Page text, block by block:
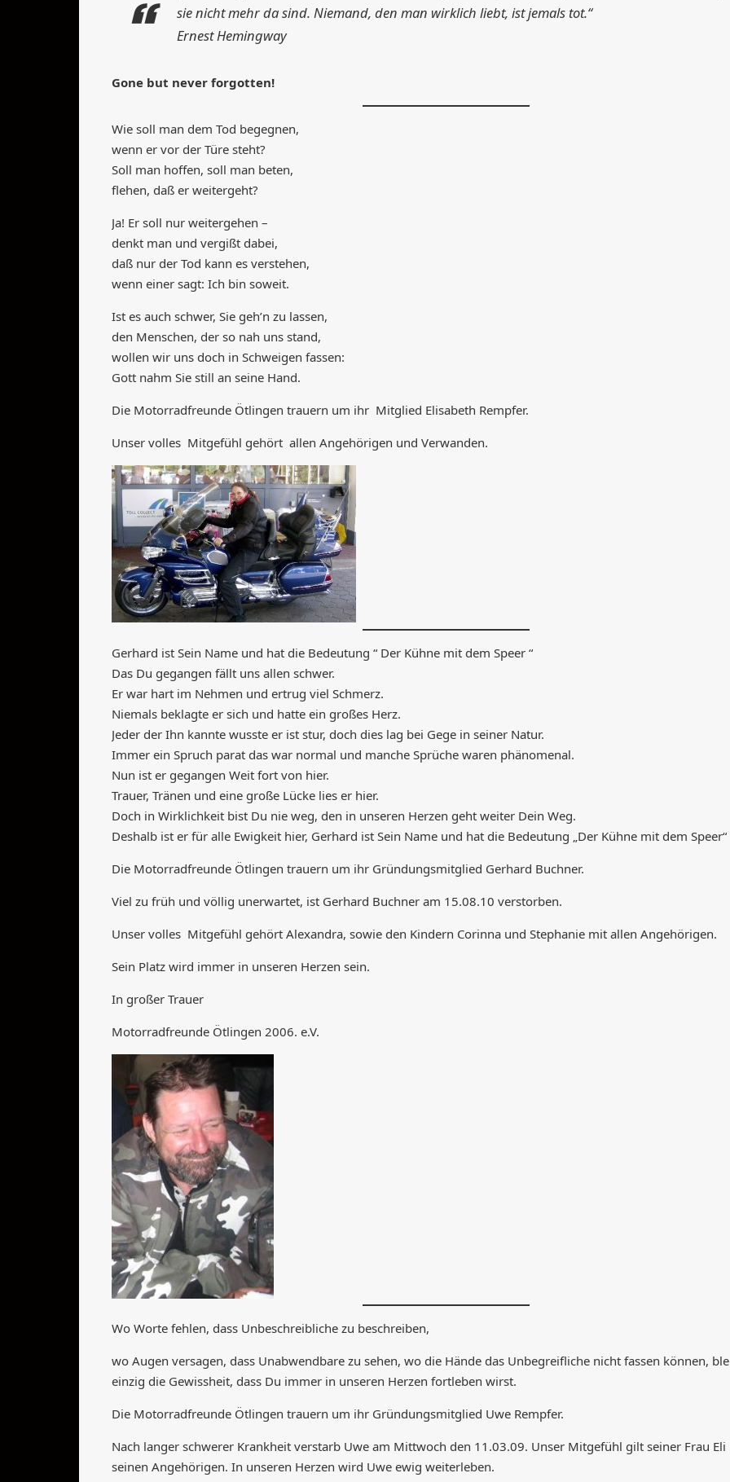
sie nicht mehr da sind. Niemand, den man wirklich liebt, ist jemals tot.“
Ernest Hemingway
Gone but never forgotten!
Wie soll man dem Tod begegnen,
wenn er vor der Türe steht?
Soll man hoffen, soll man beten,
flehen, daß er weitergeht?
Ja! Er soll nur weitergehen –
denkt man und vergißt dabei,
daß nur der Tod kann es verstehen,
wenn einer sagt: Ich bin soweit.
Ist es auch schwer, Sie geh’n zu lassen,
den Menschen, der so nah uns stand,
wollen wir uns doch in Schweigen fassen:
Gott nahm Sie still an seine Hand.
Die Motorradfreunde Ötlingen trauern um ihr Mitglied Elisabeth Rempfer.
Unser volles Mitgefühl gehört allen Angehörigen und Verwanden.
Gerhard ist Sein Name und hat die Bedeutung “ Der Kühne mit dem Speer “
Das Du gegangen fällt uns allen schwer.
Er war hart im Nehmen und ertrug viel Schmerz.
Niemals beklagte er sich und hatte ein großes Herz.
Jeder der Ihn kannte wusste er ist stur, doch dies lag bei Gege in seiner Natur.
Immer ein Spruch parat das war normal und manche Sprüche waren phänomenal.
Nun ist er gegangen Weit fort von hier.
Trauer, Tränen und eine große Lücke lies er hier.
Doch in Wirklichkeit bist Du nie weg, den in unseren Herzen geht weiter Dein Weg.
Deshalb ist er für alle Ewigkeit hier, Gerhard ist Sein Name und hat die Bedeutung „Der Kühne mit dem Speer“
Die Motorradfreunde Ötlingen trauern um ihr Gründungsmitglied Gerhard Buchner.
Viel zu früh und völlig unerwartet, ist Gerhard Buchner am 15.08.10 verstorben.
Unser volles Mitgefühl gehört Alexandra, sowie den Kindern Corinna und Stephanie mit allen Angehörigen.
Sein Platz wird immer in unseren Herzen sein.
In großer Trauer
Motorradfreunde Ötlingen 2006. e.V.
Wo Worte fehlen, dass Unbeschreibliche zu beschreiben,
wo Augen versagen, dass Unabwendbare zu sehen, wo die Hände das Unbegreifliche nicht fassen können,
einzig die Gewissheit, dass Du immer in unseren Herzen fortleben wirst.
Die Motorradfreunde Ötlingen trauern um ihr Gründungsmitglied Uwe Rempfer.
Nach langer schwerer Krankheit verstarb Uwe am Mittwoch den 11.03.09. Unser Mitgefühl gilt seiner Frau Eli
seinen Angehörigen. In unseren Herzen wird Uwe ewig weiterleben.